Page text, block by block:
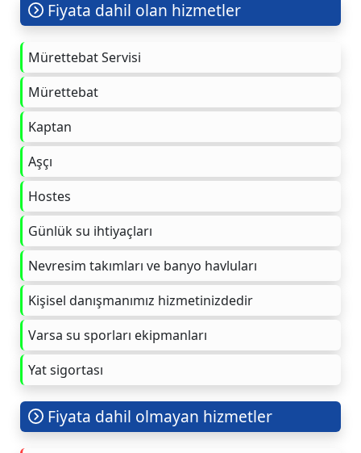
Fiyata dahil olan hizmetler
Mürettebat Servisi
Mürettebat
Kaptan
Aşçı
Hostes
Günlük su ihtiyaçları
Nevresim takımları ve banyo havluları
Kişisel danışmanımız hizmetinizdedir
Varsa su sporları ekipmanları
Yat sigortası
Fiyata dahil olmayan hizmetler